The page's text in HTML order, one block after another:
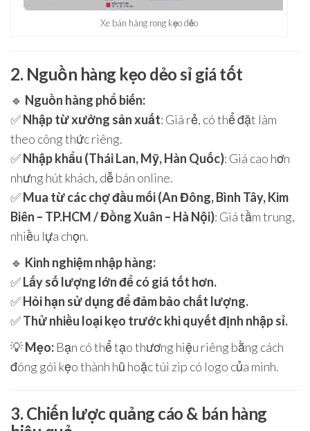
Xe bán hàng rong kẹo dẻo
2. Nguồn hàng kẹo dẻo sỉ giá tốt
🔹 Nguồn hàng phổ biến:
✅Nhập từ xưởng sản xuất: Giá rẻ, có thể đặt làm
theo công thức riêng.
✅Nhập khẩu (Thái Lan, Mỹ, Hàn Quốc): Giá cao hơn
nhưng hút khách, dễ bán online.
✅Mua từ các chợ đầu mối (An Đông, Bình Tây, Kim
Biên – TP.HCM / Đồng Xuân – Hà Nội): Giá tầm trung,
nhiều lựa chọn.
🔹 Kinh nghiệm nhập hàng:
✅Lấy số lượng lớn để có giá tốt hơn.
✅Hỏi hạn sử dụng để đảm bảo chất lượng.
✅Thử nhiều loại kẹo trước khi quyết định nhập sỉ.
💡Mẹo: Bạn có thể tạo thương hiệu riêng bằng cách
đóng gói kẹo thành hũ hoặc túi zip có logo của mình.
3. Chiến lược quảng cáo & bán hàng